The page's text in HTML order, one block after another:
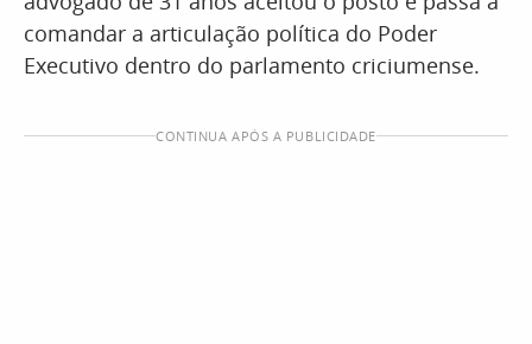
comandar a articulação política do Poder
Executivo dentro do parlamento criciumense.
CONTINUA APÓS A PUBLICIDADE